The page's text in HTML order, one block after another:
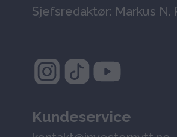
Sjefsredaktør: Markus N.
Kundeservice